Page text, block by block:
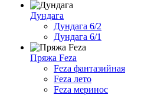
Дундага
Дундага 6/2
Дундага 6/1
Пряжа Feza
Feza фантазийная
Feza лето
Feza меринос